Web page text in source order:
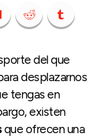
del que
desplazarnos
tengas en
existen
que ofrecen una